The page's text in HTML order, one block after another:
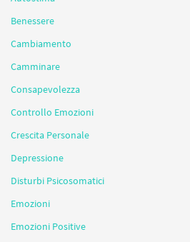
Benessere
Cambiamento
Camminare
Consapevolezza
Controllo Emozioni
Crescita Personale
Depressione
Disturbi Psicosomatici
Emozioni
Emozioni Positive